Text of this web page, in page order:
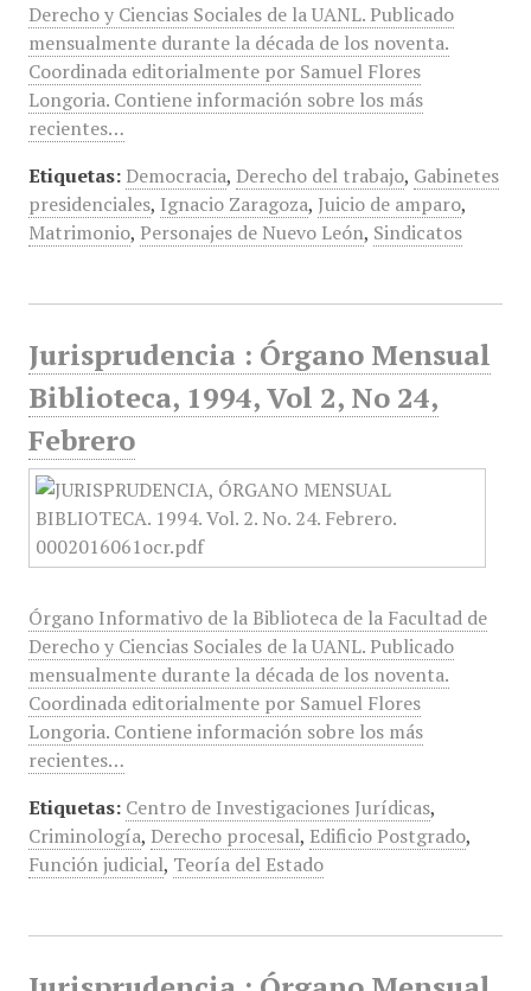
Derecho y Ciencias Sociales de la UANL. Publicado
mensualmente durante la década de los noventa.
Coordinada editorialmente por Samuel Flores
Longoria. Contiene información sobre los más
recientes…
Etiquetas: Democracia, Derecho del trabajo, Gabinetes
presidenciales, Ignacio Zaragoza, Juicio de amparo,
Matrimonio, Personajes de Nuevo León, Sindicatos
Jurisprudencia : Órgano Mensual
Biblioteca, 1994, Vol 2, No 24,
Febrero
Órgano Informativo de la Biblioteca de la Facultad de
Derecho y Ciencias Sociales de la UANL. Publicado
mensualmente durante la década de los noventa.
Coordinada editorialmente por Samuel Flores
Longoria. Contiene información sobre los más
recientes…
Etiquetas: Centro de Investigaciones Jurídicas,
Criminología, Derecho procesal, Edificio Postgrado,
Función judicial, Teoría del Estado